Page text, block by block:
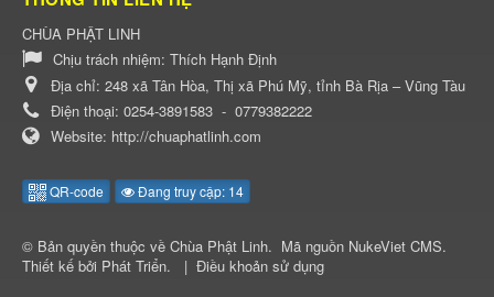
CHÙA PHẬT LINH
Chịu trách nhiệm: Thích Hạnh Định
Địa chỉ: 248 xã Tân Hòa, Thị xã Phú Mỹ, tỉnh Bà Rịa – Vũng Tàu
Điện thoại: 0254-3891583 - 0779382222
Website: http://chuaphatlinh.com
QR-code Đang truy cập: 14
© Bản quyền thuộc về Chùa Phật Linh. Mã nguồn NukeViet CMS.
Thiết kế bởi Phát Triển. | Điều khoản sử dụng